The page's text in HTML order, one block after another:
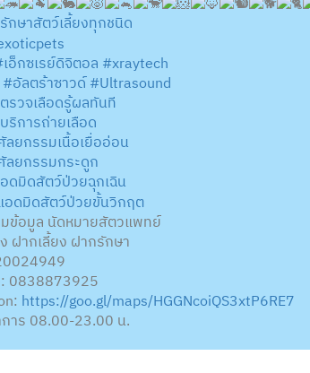
กษาสัตว์เลี้ยงทุกชนิด
อ็กซเรย์ดิจิตอล #xraytech
#อัลตร้าซาวด์#Ultrasound
รวจเลือดรู้ผลทันที
ริการถ่ายเลือด
ยกรรมเนื้อเยื่ออ่อน
ลยกรรมกระดูก
ดมิดสัตว์ป่วยฉุกเฉิน
อดมิดสัตว์ป่วยขั้นวิกฤต
ข้อมูล นัดหมายสัตวแพทย์
ฝากเลี้ยง ฝากรักษา
0838873925
https://goo.gl/maps/HGGNcoiQS3xtP6RE7
การ 08.00-23.00 น.